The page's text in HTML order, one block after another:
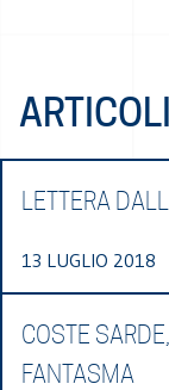
LETTERA
13 LUGLIO 2018
COSTE
FANTASMA